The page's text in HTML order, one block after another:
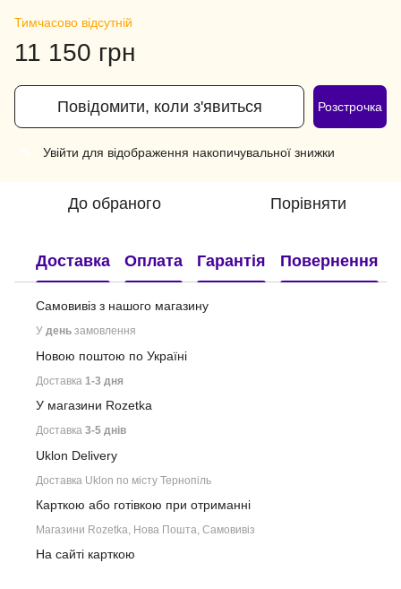
Тимчасово відсутній
11 150 грн
Повідомити, коли з'явиться Розстрочка
Увійти для відображення накопичувальної знижки
До обраного Порівняти
Доставка Оплата Гарантія Повернення
Самовивіз з нашого магазину
У день замовлення
Новою поштою по Україні
Доставка 1-3 дня
У магазини Rozetka
Доставка 3-5 днів
Uklon Delivery
Доставка Uklon по місту Тернопіль
Карткою або готівкою при отриманні
Магазини Rozetka, Нова Пошта, Самовивіз
На сайті карткою